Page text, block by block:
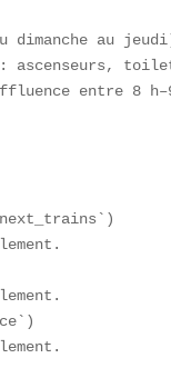
au
entre 8